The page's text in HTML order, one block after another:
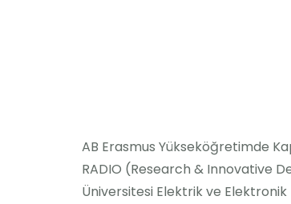
AB Erasmus Yükseköğretimde
RADIO (Research & Innovative
Üniversitesi Elektrik ve Elektronik